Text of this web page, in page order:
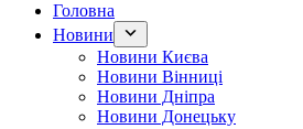
Головна
Новини
Новини Києва
Новини Вінниці
Новини Дніпра
Новини Донецьку